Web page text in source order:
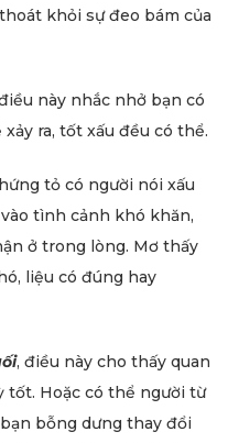
khỏi sự đeo bám của
này nhắc nhở bạn có
ra, tốt xấu đều có thể.
tỏ có người nói xấu
tình cảnh khó khăn,
ở trong lòng. Mơ thấy
liệu có đúng hay
, điều này cho thấy quan
tốt. Hoặc có thể người từ
bỗng dưng thay đổi